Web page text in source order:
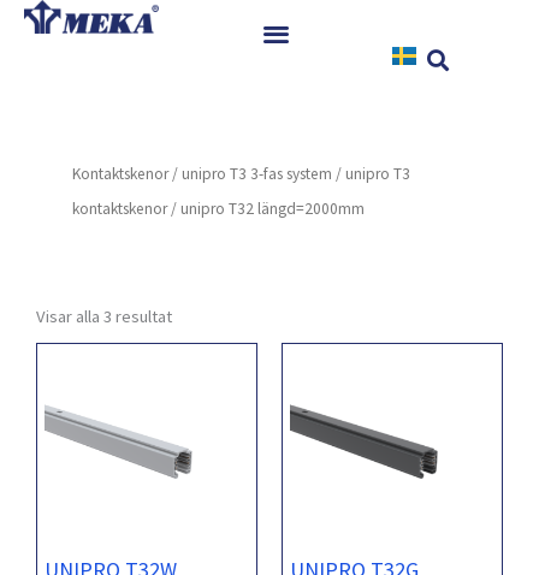
Hoppa
Referenser
Nyheter
Kontakt
Kontaktskenor/ unipro T3 3-fas system / unipro T3
kontaktskenor/ unipro T32 längd=2000mm
Visar alla 3 resultat
UNIPRO T32W UNIPRO T32G